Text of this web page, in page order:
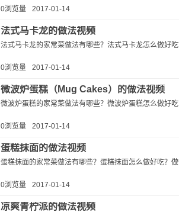
0浏览量 2017-01-14
法式马卡龙的做法视频
法式马卡龙的家常菜做法有哪些？法式马卡龙怎么做好
0浏览量 2017-01-14
微波炉蛋糕（Mug Cakes）的做法视频
微波炉蛋糕的家常菜做法有哪些？微波炉蛋糕怎么做好
0浏览量 2017-01-14
蛋糕抹面的做法视频
蛋糕抹面的家常菜做法有哪些？蛋糕抹面怎么做好吃？
0浏览量 2017-01-14
凉爽青柠派的做法视频